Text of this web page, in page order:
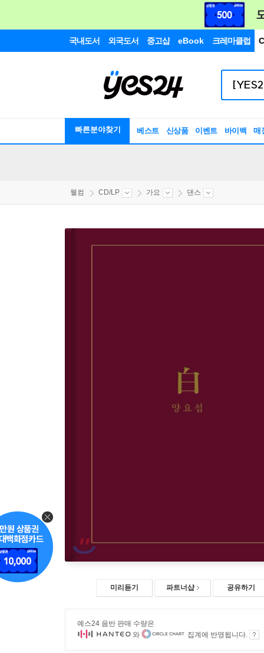
국내도서 외국도서 중고샵 eBook 크레마클럽
빠른분야찾기 베스트 신상품 이벤트 바이백 매
웰컴 CD/LP 가요 댄스
미리듣기 파트너샵 공유하기
예스24 음반 판매 수량은
와
집계에 반영됩니다.